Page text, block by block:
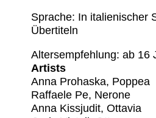
Sprache: In italienischer
Übertiteln
Altersempfehlung: ab 16
Artists
Anna Prohaska, Poppea
Raffaele Pe, Nerone
Anna Kissjudit, Ottavia